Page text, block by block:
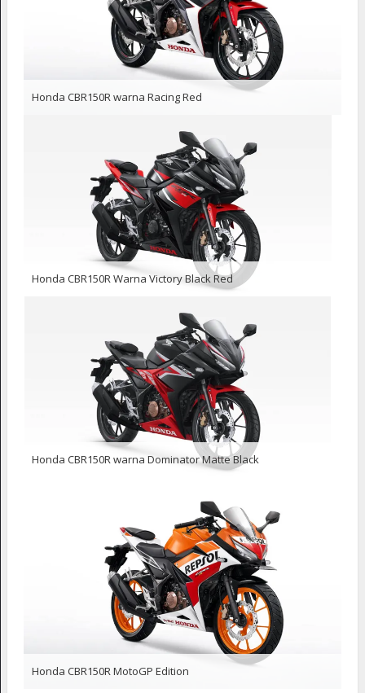
Honda CBR150R warna Racing Red
Honda CBR150R Warna Victory Black Red
Honda CBR150R warna Dominator Matte Black
Honda CBR150R MotoGP Edition